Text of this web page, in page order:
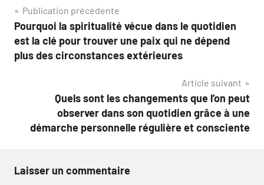
Navigation
de
l’article
Publication précédente
Pourquoi la spiritualité vécue dans le quotidien
est la clé pour trouver une paix qui ne dépend
plus des circonstances extérieures
Article suivant
Quels sont les changements que l’on peut
observer dans son quotidien grâce à une
démarche personnelle régulière et consciente
Laisser un commentaire